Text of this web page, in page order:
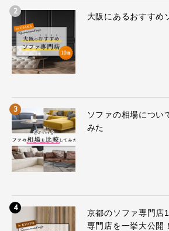
2
大阪にあるおすすめ
3
ソファの相場につい
みた
4
京都のソファ専門店
専門店を一挙大公開！